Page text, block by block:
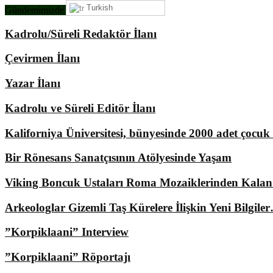
Gündemimizde Ne Var?
Kadrolu/Süreli Redaktör İlanı
Çevirmen İlanı
Yazar İlanı
Kadrolu ve Süreli Editör İlanı
Kaliforniya Üniversitesi, bünyesinde 2000 adet
Bir Rönesans Sanatçısının Atölyesinde Yaşam
Viking Boncuk Ustaları Roma Mozaiklerinden
Arkeologlar Gizemli Taş Kürelere İlişkin Yeni
”Korpiklaani” Interview
”Korpiklaani” Röportajı
Turkish